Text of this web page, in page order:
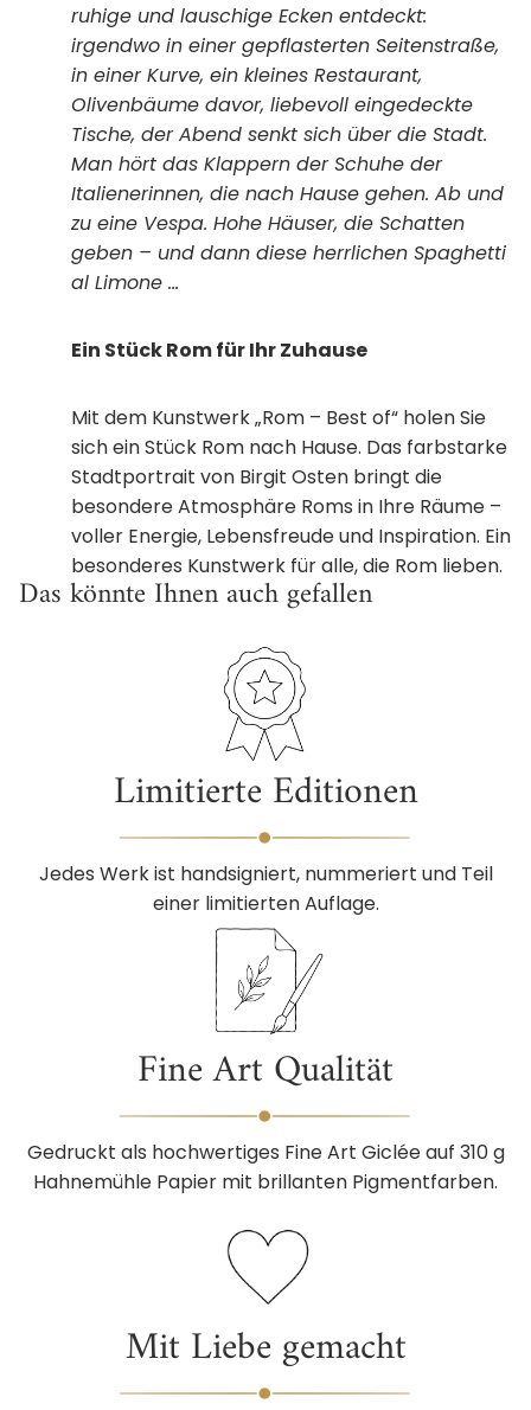
ruhige und lauschige Ecken entdeckt:
irgendwo in einer gepflasterten Seitenstraße,
in einer Kurve, ein kleines Restaurant,
Olivenbäume davor, liebevoll eingedeckte
Tische, der Abend senkt sich über die Stadt.
Man hört das Klappern der Schuhe der
Italienerinnen, die nach Hause gehen. Ab und
zu eine Vespa. Hohe Häuser, die Schatten
geben – und dann diese herrlichen Spaghetti
al Limone …
Ein Stück Rom für Ihr Zuhause
Mit dem Kunstwerk „Rom – Best of“ holen Sie
sich ein Stück Rom nach Hause. Das farbstarke
Stadtportrait von Birgit Osten bringt die
besondere Atmosphäre Roms in Ihre Räume –
voller Energie, Lebensfreude und Inspiration. Ein
besonderes Kunstwerk für alle, die Rom lieben.
Das könnte Ihnen auch gefallen
Limitierte Editionen
Jedes Werk ist handsigniert, nummeriert und Teil
einer limitierten Auflage.
Fine Art Qualität
Gedruckt als hochwertiges Fine Art Giclée auf 310 g
Hahnemühle Papier mit brillanten Pigmentfarben.
Mit Liebe gemacht